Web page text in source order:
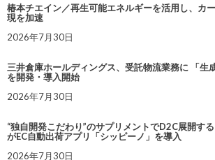
椿本チエイン／再生可能エネルギーを活用し、カ
現を加速
2026年7月30日
三井倉庫ホールディングス、受託物流業務に 「生
を開発・導入開始
2026年7月30日
“独自開発こだわり”のサプリメントでD2C展開す
がEC自動出荷アプリ「シッピーノ」を導入
2026年7月30日